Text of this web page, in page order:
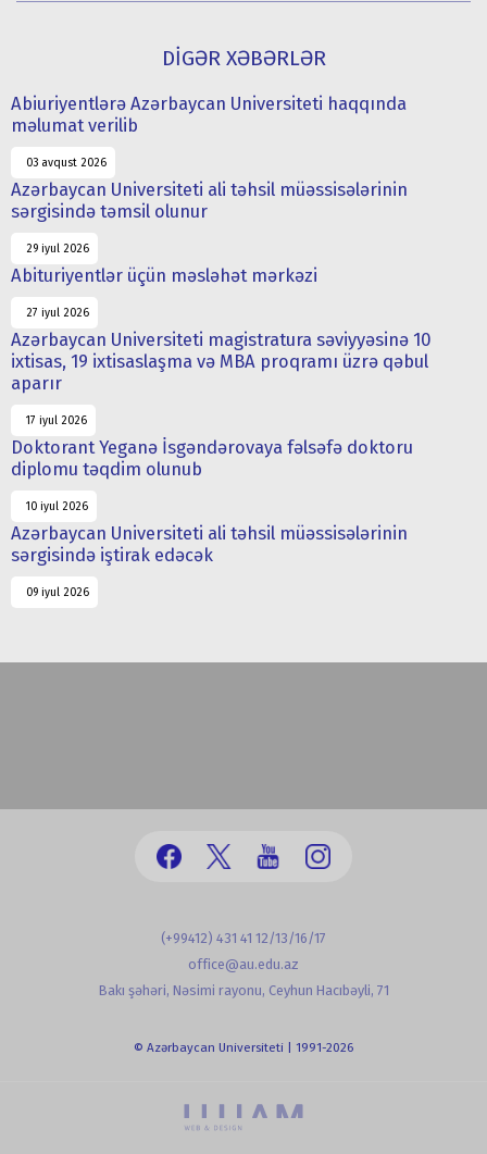
DİGƏR XƏBƏRLƏR
Abiuriyentlərə Azərbaycan Universiteti haqqında
məlumat verilib
03 avqust 2026
Azərbaycan Universiteti ali təhsil müəssisələrinin
sərgisində təmsil olunur
29 iyul 2026
Abituriyentlər üçün məsləhət mərkəzi
27 iyul 2026
Azərbaycan Universiteti magistratura səviyyəsinə 10
ixtisas, 19 ixtisaslaşma və MBA proqramı üzrə qəbul
aparır
17 iyul 2026
Doktorant Yeganə İsgəndərovaya fəlsəfə doktoru
diplomu təqdim olunub
10 iyul 2026
Azərbaycan Universiteti ali təhsil müəssisələrinin
sərgisində iştirak edəcək
09 iyul 2026
(+99412) 431 41 12/13/16/17
office@au.edu.az
Bakı şəhəri, Nəsimi rayonu, Ceyhun Hacıbəyli, 71
© Azərbaycan Universiteti | 1991-2026
powered by